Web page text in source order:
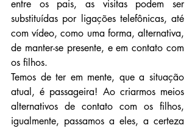
entre os pais, as visitas podem ser
substituídas por ligações telefônicas, até
com vídeo, como uma forma, alternativa,
de manter-se presente, e em contato com
os filhos.
Temos de ter em mente, que a situação
atual, é passageira! Ao criarmos meios
alternativos de contato com os filhos,
igualmente, passamos a eles, a certeza